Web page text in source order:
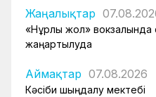
Жаңалықтар
«Нұрлы жол» вокзалында
жаңартылуда
Аймақтар 07.08.2026
Кәсіби шыңдалу мектебі